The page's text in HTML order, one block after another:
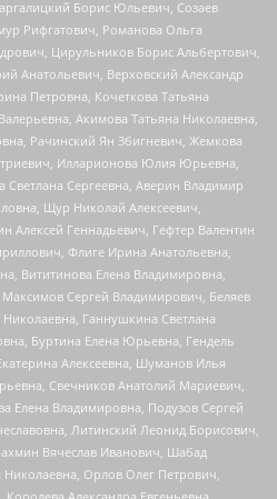
Борис Юльевич, Созаев
Рифгатович, Романова Ольга
Цирульников Борис Альбертович,
Анатольевич, Верховский Александр
Петровна, Кочеткова Татьяна
Акимова Татьяна Николаевна,
Рачинский Ян Збигневич, Жемкова
Илларионова Юлия Юрьевна,
Светлана Сергеевна, Аверин Владимир
Щур Николай Алексеевич,
Геннадьевич, Гефтер Валентин
Флиге Ирина Анатольевна,
Вититинова Елена Владимировна,
Сергей Владимирович, Беляев
Ганнушкина Светлана
Буртина Елена Юрьевна, Гендель
Алексеевна, Шуманов Илья
Свечников Анатолий Мариевич,
Владимировна, Подузов Сергей
Литинский Леонид Борисович,
Вячеслав Иванович, Шабад
Орлов Олег Петрович,